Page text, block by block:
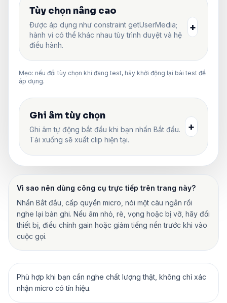
Tùy chọn nâng cao
Được áp dụng như constraint getUserMedia;
hành vi có thể khác nhau tùy trình duyệt và hệ
điều hành.
+
Mẹo: nếu đổi tùy chọn khi đang test, hãy khởi động lại bài test để
áp dụng.
Ghi âm tùy chọn
Ghi âm tự động bắt đầu khi bạn nhấn Bắt đầu.
Tải xuống sẽ xuất clip hiện tại.
+
Vì sao nên dùng công cụ trực tiếp trên trang này?
Nhấn Bắt đầu, cấp quyền micro, nói một câu ngắn rồi
nghe lại bản ghi. Nếu âm nhỏ, rè, vọng hoặc bị vỡ, hãy đổi
thiết bị, điều chỉnh gain hoặc giảm tiếng nền trước khi vào
cuộc gọi.
Phù hợp khi bạn cần nghe chất lượng thật, không chỉ xác
nhận micro có tín hiệu.